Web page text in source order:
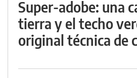
Super-adobe: una
tierra y el techo
original técnica de